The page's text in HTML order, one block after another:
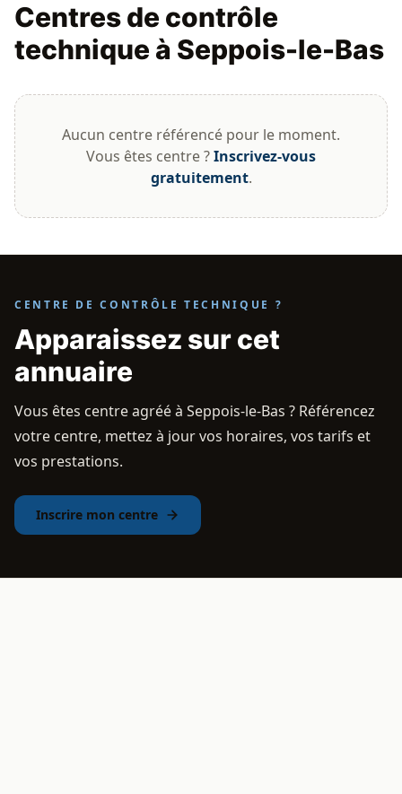
Centres de contrôle
technique à Seppois-le-Bas
Aucun centre référencé pour le moment.
Vous êtes centre ?Inscrivez-vous
gratuitement.
CENTRE DE CONTRÔLE TECHNIQUE ?
Apparaissez sur cet
annuaire
Vous êtes centre agréé à Seppois-le-Bas ? Référencez
votre centre, mettez à jour vos horaires, vos tarifs et
vos prestations.
Inscrire mon centre